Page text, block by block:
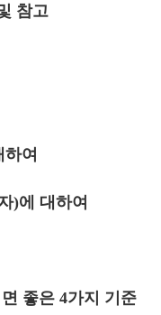
참고
여
)에 대하여
좋은 4가지 기준